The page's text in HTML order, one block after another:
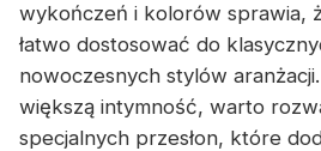
wykończeń i kolorów sprawia,
łatwo dostosować do
nowoczesnych stylów
większą intymność, warto
specjalnych przesłon, które